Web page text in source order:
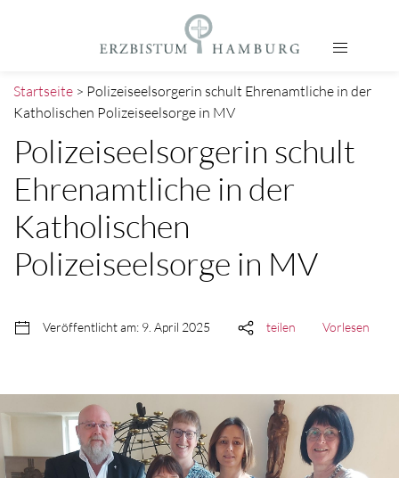
Startseite > Polizeiseelsorgerin schult Ehrenamtliche in der
Katholischen Polizeiseelsorge in MV
Polizeiseelsorgerin schult
Ehrenamtliche in der
Katholischen
Polizeiseelsorge in MV
Veröffentlicht am: 9. April 2025 teilen Vorlesen